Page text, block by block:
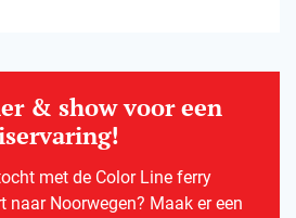
& show voor een
met de Color Line ferry
naar Noorwegen? Maak er een